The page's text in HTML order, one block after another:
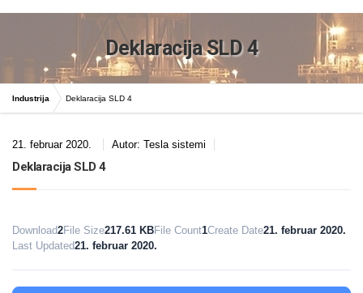
Deklaracija SLD 4
Industrija Deklaracija SLD 4
21. februar 2020. Autor: Tesla sistemi
Deklaracija SLD 4
Download2File Size217.61 KBFile Count1Create Date21. februar 2020.
Last Updated21. februar 2020.